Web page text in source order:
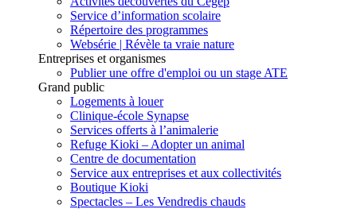
Service d’information scolaire
Répertoire des programmes
Websérie | Révèle ta vraie nature
Entreprises et organismes
Publier une offre d'emploi ou un stage ATE
Grand public
Logements à louer
Clinique-école Synapse
Services offerts à l’animalerie
Refuge Kioki – Adopter un animal
Centre de documentation
Service aux entreprises et aux collectivités
Boutique Kioki
Spectacles – Les Vendredis chauds